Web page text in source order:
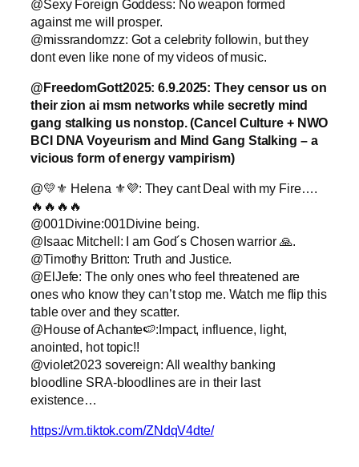
@Sexy Foreign Goddess: No weapon formed
against me will prosper.
@missrandomzz: Got a celebrity followin, but they
dont even like none of my videos of music.
@FreedomGott2025: 6.9.2025: They censor us on
their zion ai msm networks while secretly mind
gang stalking us nonstop.(Cancel Culture + NWO
BCI DNA Voyeurism and Mind Gang Stalking – a
vicious form of energy vampirism)
@💛⚜️ Helena ⚜️💜: They cant Deal with my Fire….
🔥🔥🔥🔥
@001Divine:001Divine being.
@Isaac Mitchell: I am God´s Chosen warrior 🙏.
@Timothy Britton: Truth and Justice.
@ElJefe: The only ones who feel threatened are
ones who know they can’t stop me. Watch me flip this
table over and they scatter.
@House of Achante🍉:Impact, influence, light,
anointed, hot topic!!
@violet2023 sovereign: All wealthy banking
bloodline SRA-bloodlines are in their last
existence…
https://vm.tiktok.com/ZNdqV4dte/